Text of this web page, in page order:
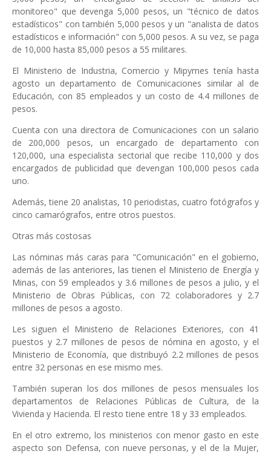
monitoreo" que devenga 5,000 pesos, un "técnico de datos
estadísticos" con también 5,000 pesos y un "analista de datos
estadísticos e información" con 5,000 pesos. A su vez, se paga
de 10,000 hasta 85,000 pesos a 55 militares.
El Ministerio de Industria, Comercio y Mipymes tenía hasta
agosto un departamento de Comunicaciones similar al de
Educación, con 85 empleados y un costo de 4.4 millones de
pesos.
Cuenta con una directora de Comunicaciones con un salario
de 200,000 pesos, un encargado de departamento con
120,000, una especialista sectorial que recibe 110,000 y dos
encargados de publicidad que devengan 100,000 pesos cada
uno.
Además, tiene 20 analistas, 10 periodistas, cuatro fotógrafos y
cinco camarógrafos, entre otros puestos.
Otras más costosas
Las nóminas más caras para "Comunicación" en el gobierno,
además de las anteriores, las tienen el Ministerio de Energía y
Minas, con 59 empleados y 3.6 millones de pesos a julio, y el
Ministerio de Obras Públicas, con 72 colaboradores y 2.7
millones de pesos a agosto.
Les siguen el Ministerio de Relaciones Exteriores, con 41
puestos y 2.7 millones de pesos de nómina en agosto, y el
Ministerio de Economía, que distribuyó 2.2 millones de pesos
entre 32 personas en ese mismo mes.
También superan los dos millones de pesos mensuales los
departamentos de Relaciones Públicas de Cultura, de la
Vivienda y Hacienda. El resto tiene entre 18 y 33 empleados.
En el otro extremo, los ministerios con menor gasto en este
aspecto son Defensa, con nueve personas, y el de la Mujer,